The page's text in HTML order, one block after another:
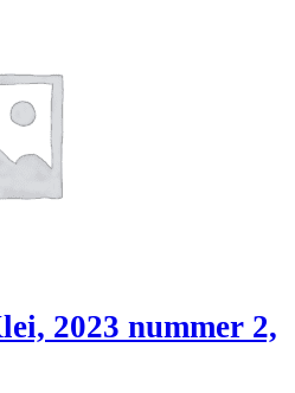
2023 nummer 2,